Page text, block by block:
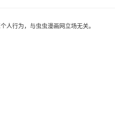
人行为，与虫虫漫画网立场无关。